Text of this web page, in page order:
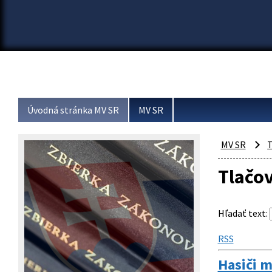
Úvodná stránka MV SR MV SR
MV SR
Hľadať text:
RSS
Hasiči